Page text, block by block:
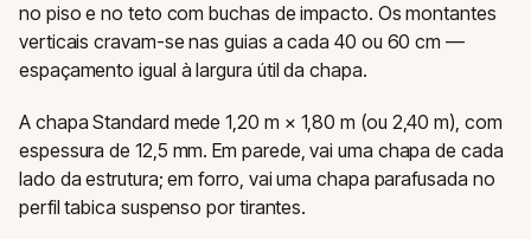
no piso e no teto com buchas de impacto. Os montantes
verticais cravam-se nas guias a cada 40 ou 60 cm —
espaçamento igual à largura útil da chapa.
A chapa Standard mede 1,20 m × 1,80 m (ou 2,40 m), com
espessura de 12,5 mm. Em parede, vai uma chapa de cada
lado da estrutura; em forro, vai uma chapa parafusada no
perfil tabica suspenso por tirantes.